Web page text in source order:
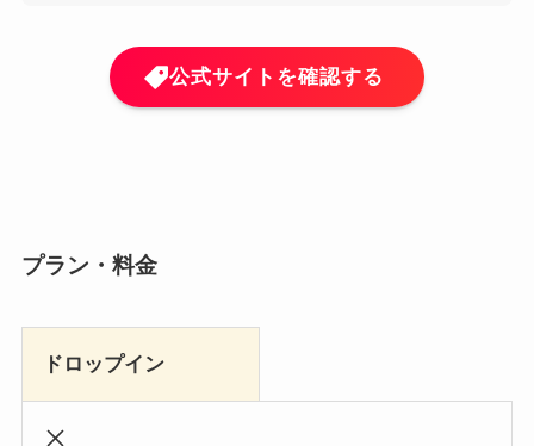
公式サイトを確認する
プラン・料金
ドロップイン